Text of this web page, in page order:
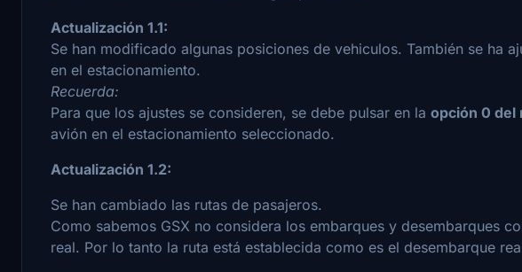
Actualización 1.1:
Se han modificado algunas posiciones de vehiculos. También se ha
en el estacionamiento.
Recuerda:
Para que los ajustes se consideren, se debe pulsar en la opción 0 del
avión en el estacionamiento seleccionado.
Actualización 1.2:
Se han cambiado las rutas de pasajeros.
Como sabemos GSX no considera los embarques y desembarques
real. Por lo tanto la ruta está establecida como es el desembarque